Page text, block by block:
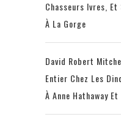
Chasseurs Ivres, Et
À La Gorge
David Robert
Entier Chez Les
À Anne Hathaway